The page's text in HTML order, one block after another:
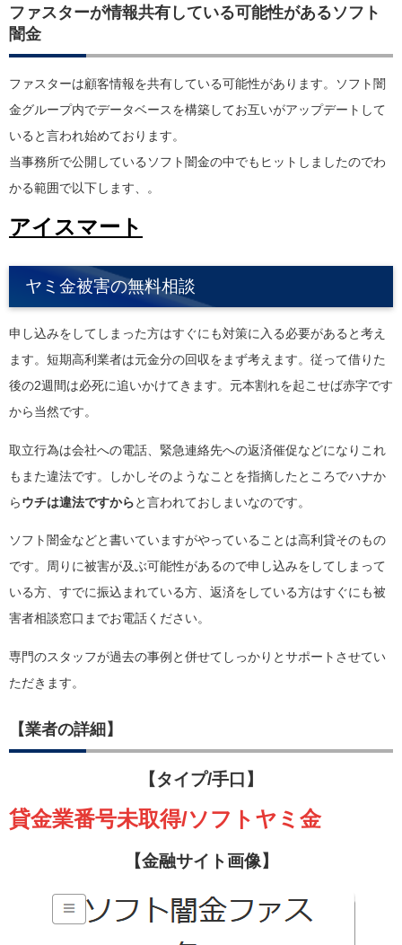
ファスターが情報共有している可能性があるソフト
闇金
ファスターは顧客情報を共有している可能性があります。ソフト闇
金グループ内でデータベースを構築してお互いがアップデートして
いると言われ始めております。
当事務所で公開しているソフト闇金の中でもヒットしましたのでわ
かる範囲で以下します、。
アイスマート
ヤミ金被害の無料相談
申し込みをしてしまった方はすぐにも対策に入る必要があると考え
ます。短期高利業者は元金分の回収をまず考えます。従って借りた
後の2週間は必死に追いかけてきます。元本割れを起こせば赤字です
から当然です。
取立行為は会社への電話、緊急連絡先への返済催促などになりこれ
もまた違法です。しかしそのようなことを指摘したところでハナか
ら ウチは違法ですから と言われておしまいなのです。
ソフト闇金などと書いていますがやっていることは高利貸そのもの
です。周りに被害が及ぶ可能性があるので申し込みをしてしまって
いる方、すでに振込まれている方、返済をしている方はすぐにも被
害者相談窓口までお電話ください。
専門のスタッフが過去の事例と併せてしっかりとサポートさせてい
ただきます。
【業者の詳細】
【タイプ/手口】
貸金業番号未取得/ソフトヤミ金
【金融サイト画像】